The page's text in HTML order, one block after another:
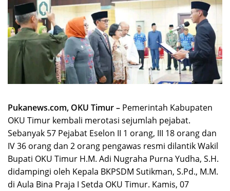
Pukanews.com, OKU Timur – Pemerintah Kabupaten
OKU Timur kembali merotasi sejumlah pejabat.
Sebanyak 57 Pejabat Eselon II 1 orang, III 18 orang dan
IV 36 orang dan 2 orang pengawas resmi dilantik Wakil
Bupati OKU Timur H.M. Adi Nugraha Purna Yudha, S.H.
didampingi oleh Kepala BKPSDM Sutikman, S.Pd., M.M.
di Aula Bina Praja I Setda OKU Timur. Kamis, 07